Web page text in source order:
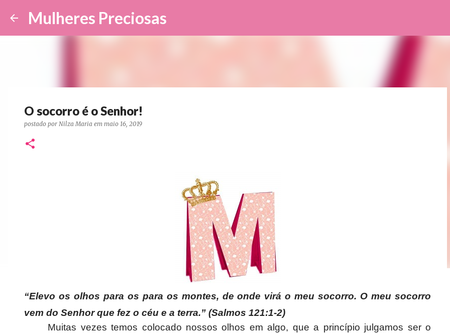
Mulheres Preciosas
O socorro é o Senhor!
postado por Nilza Maria em maio 16, 2019
“Elevo os olhos para os para os montes, de onde virá o meu socorro. O meu socorro
vem do Senhor que fez o céu e a terra.” (Salmos 121:1-2)
Muitas vezes temos colocado nossos olhos em algo, que a princípio julgamos ser o